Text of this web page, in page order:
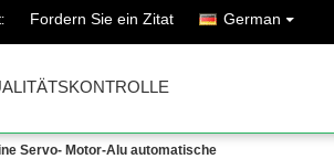
Fordern Sie ein Zitat German
Servo- Motor-Alu automatische